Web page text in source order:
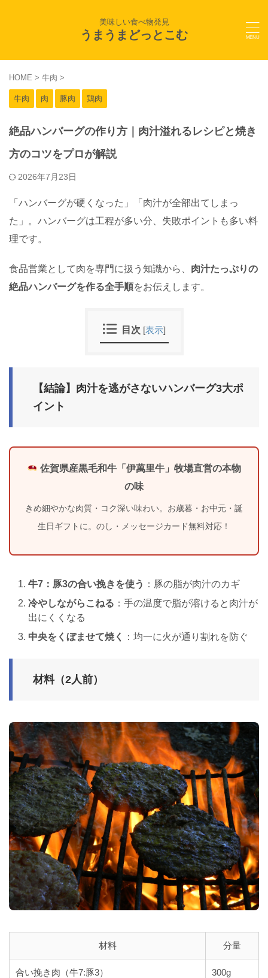
美味しい食べ物発見
うまうまどっとこむ
HOME > 牛肉 >
牛肉 肉 豚肉 鶏肉
絶品ハンバーグの作り方｜肉汁溢れるレシピと焼き
方のコツをプロが解説
2026年7月23日
「ハンバーグが硬くなった」「肉汁が全部出てしまっ
た」。ハンバーグは工程が多い分、失敗ポイントも多い料
理です。
食品営業として肉を専門に扱う知識から、 肉汁たっぷりの
絶品ハンバーグを作る全手順をお伝えします。
目次 [表示]
【結論】肉汁を逃がさないハンバーグ3大ポ
イント
佐賀県産黒毛和牛「伊萬里牛」牧場直営の本物
の味
きめ細やかな肉質・コク深い味わい。お歳暮・お中元・誕
生日ギフトに。のし・メッセージカード無料対応！
牛7：豚3の合い挽きを使う ：豚の脂が肉汁のカギ
冷やしながらこねる ：手の温度で脂が溶けると肉汁が
出にくくなる
中央をくぼませて焼く
：均一に火が通り割れを防ぐ
材料（2人前）
材料 分量
合い挽き肉（牛7:豚3） 300g